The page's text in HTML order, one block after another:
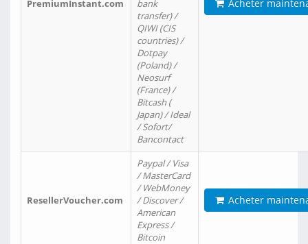
PremiumInstant.com
bank
transfer) /
QIWI (CIS
countries) /
Dotpay
(Poland) /
Neosurf
(France) /
Bitcash (
Japan) / Ideal
/ Sofort/
Bancontact
Acheter
ResellerVoucher.com
Paypal / Visa
/ MasterCard
/ WebMoney
/ Discover /
American
Express /
Bitcoin
Acheter